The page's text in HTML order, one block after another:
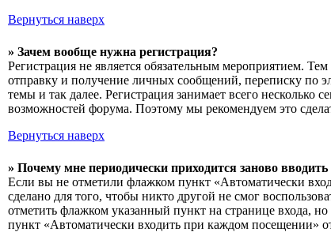
Вернуться наверх
» Зачем вообще нужна регистрация?
Регистрация не является обязательным мероприятием.
отправку и получение личных сообщений, переписку по
темы и так далее. Регистрация занимает всего
возможностей форума. Поэтому мы рекомендуем это
Вернуться наверх
» Почему мне периодически приходится заново
Если вы не отметили флажком пункт «Автоматически
сделано для того, чтобы никто другой не смог
отметить флажком указанный пункт на странице входа,
пункт «Автоматически входить при каждом посещении»